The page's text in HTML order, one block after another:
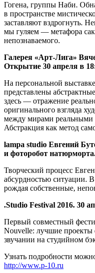
Гогена, группы Наби.
в пространстве
заставляют вздрогнуть.
мы гуляем — метафора
непознаваемого.
Галерея «Арт-Лига»
Открытие 30 апреля в
На персональной
представлены
здесь — отражение
оригинального взгляда
между мирами
Абстракция как метод
lampa studio Евгений
и фоторобот
Творческий процесс
абсурдностью ситуации.
рождая собственные,
.Studio Festival 2016. 30
Первый совместный
Nouvelle: лучшие проекты
звучании на студийном
Узнать подробности
http://www.p-10.ru